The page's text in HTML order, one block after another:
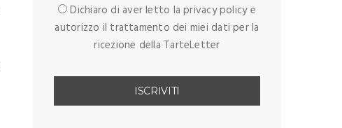
Dichiaro di aver letto la privacy policy e
autorizzo il trattamento dei miei dati per la
ricezione della TarteLetter